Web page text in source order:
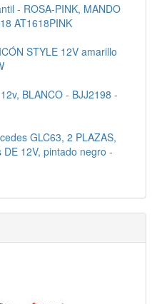
- ROSA-PINK, MANDO
AT1618PINK
STYLE 12V amarillo
BLANCO - BJJ2198 -
GLC63, 2 PLAZAS,
DE 12V, pintado negro -